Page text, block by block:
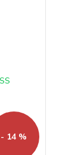
- 14 %